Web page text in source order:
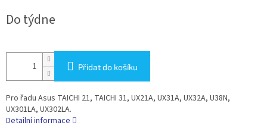
cena:
Do týdne
Přidat do košíku
Pro řadu Asus TAICHI 21, TAICHI 31, UX21A, UX31A, UX32A, U38N,
UX301LA, UX302LA.
Detailní informace